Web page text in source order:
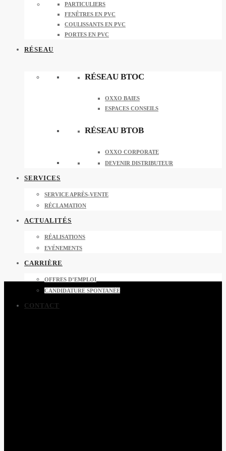
PARTICULIERS
FENÊTRES EN PVC
COULISSANTS EN PVC
PORTES EN PVC
RÉSEAU
RÉSEAU BTOC
OXXO BAIES
ESPACES CONSEILS
RÉSEAU BTOB
OXXO CORPORATE
DEVENIR DISTRIBUTEUR
SERVICES
SERVICE APRÈS-VENTE
RÉCLAMATION
ACTUALITÉS
RÉALISATIONS
EVÉNEMENTS
CARRIÈRE
OFFRES D’EMPLOI
CANDIDATURE SPONTANÉE
CONTACT